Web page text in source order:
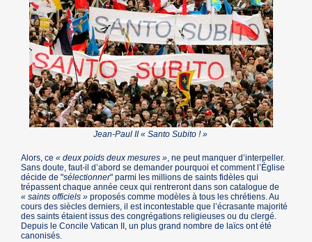
Jean-Paul II « Santo Subito ! »
Alors, ce« deux poids deux mesures » , ne peut manquer d’interpeller.
Sans doute, faut-il d’abord se demander pourquoi et comment l’Église
décide de "sélectionner" parmi les millions de saints fidèles qui
trépassent chaque année ceux qui rentreront dans son catalogue de
« saints officiels »proposés comme modèles à tous les chrétiens. Au
cours des siècles derniers, il est incontestable que l’écrasante majorité
des saints étaient issus des congrégations religieuses ou du clergé.
Depuis le Concile Vatican II, un plus grand nombre de laïcs ont été
canonisés.